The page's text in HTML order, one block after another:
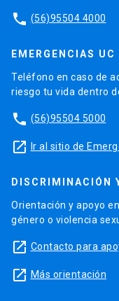
phone (56)95504 4000
EMERGENCIAS UC
Teléfono en caso de
riesgo tu vida dentro
phone (56)95504 5000
launch Ir al sitio de
DISCRIMINACIÓN
Orientación y apoyo
género o violencia
launch Contacto para
launch Más orientación